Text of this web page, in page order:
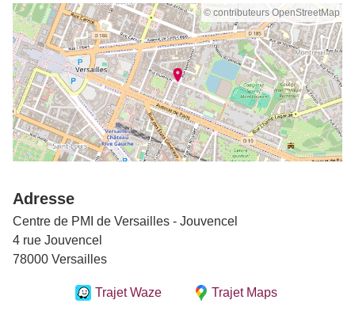
© contributeurs OpenStreetMap
Adresse
Centre de PMI de Versailles - Jouvencel
4 rue Jouvencel
78000 Versailles
Trajet Waze Trajet Maps